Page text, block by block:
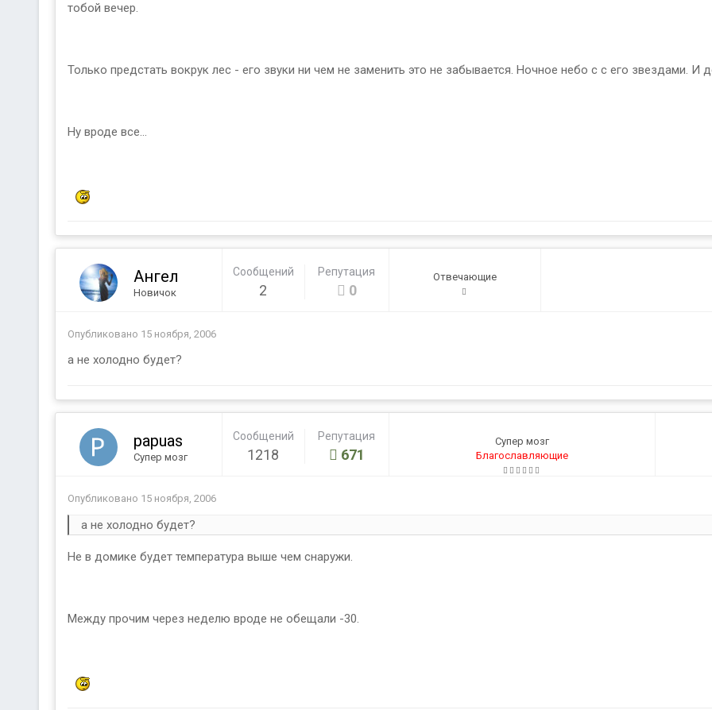
тобой вечер.
Только предстать вокрук лес - его звуки ни чем не заменить это не забывается. Ночное небо с с его звездами.
Ну вроде все...
Ангел
Новичок
Сообщений
2
Репутация
0
Отвечающие
Опубликовано 15 ноября, 2006
а не холодно будет?
papuas
Супер мозг
Сообщений
1218
Репутация
671
Супер мозг
Благославляющие
Опубликовано 15 ноября, 2006
а не холодно будет?
Не в домике будет температура выше чем снаружи.
Между прочим через неделю вроде не обещали -30.